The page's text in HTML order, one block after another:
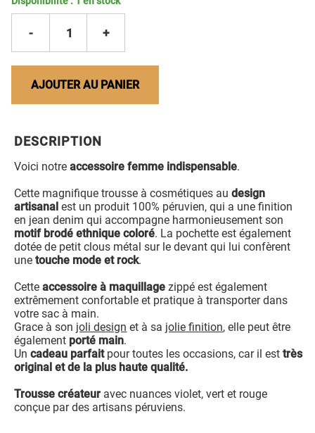
- 1 +
AJOUTER AU PANIER
DESCRIPTION
Voici notreaccessoire femme indispensable.
Cette magnifique trousse à cosmétiques audesign
artisanal est un produit 100% péruvien, qui a une finition
en jean denim qui accompagne harmonieusement son
motif brodé ethnique coloré. La pochette est également
dotée de petit clous métal sur le devant qui lui confèrent
unetouche mode et rock.
Cetteaccessoire à maquillage zippé est également
extrêmement confortable et pratique à transporter dans
votre sac à main.
Grace à son joli design et à sa jolie finition, elle peut être
également porté main.
Uncadeau parfaitpour toutes les occasions, car il esttrès
original et de la plus haute qualité.
Trousse créateur avec nuances violet, vert et rouge
conçue par des artisans péruviens.